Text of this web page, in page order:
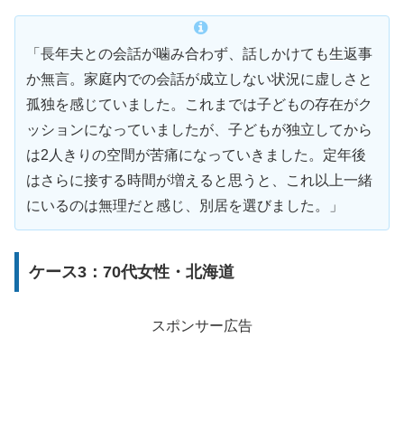
「長年夫との会話が噛み合わず、話しかけても生返事
か無言。家庭内での会話が成立しない状況に虚しさと
孤独を感じていました。これまでは子どもの存在がク
ッションになっていましたが、子どもが独立してから
は2人きりの空間が苦痛になっていきました。定年後
はさらに接する時間が増えると思うと、これ以上一緒
にいるのは無理だと感じ、別居を選びました。」
ケース3：70代女性・北海道
スポンサー広告